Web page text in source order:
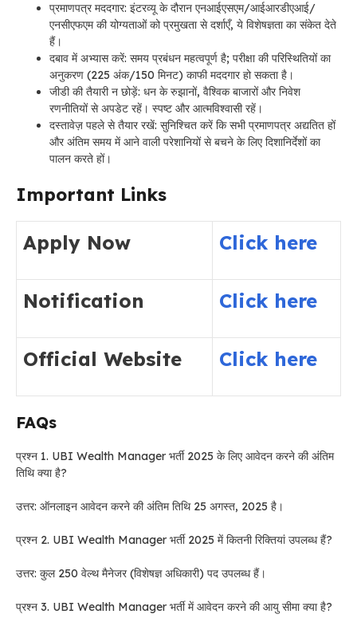
प्रमाणपत्र मददगार: इंटरव्यू के दौरान एनआईएसएम/आईआरडीएआई/
एनसीएफएम की योग्यताओं को प्रमुखता से दर्शाएँ, ये विशेषज्ञता का संकेत देते
हैं।
दबाव में अभ्यास करें: समय प्रबंधन महत्वपूर्ण है; परीक्षा की परिस्थितियों का
अनुकरण (225 अंक/150 मिनट) काफी मददगार हो सकता है।
जीडी की तैयारी न छोड़ें: धन के रुझानों, वैश्विक बाजारों और निवेश
रणनीतियों से अपडेट रहें। स्पष्ट और आत्मविश्वासी रहें।
दस्तावेज़ पहले से तैयार रखें: सुनिश्चित करें कि सभी प्रमाणपत्र अद्यतित हों
और अंतिम समय में आने वाली परेशानियों से बचने के लिए दिशानिर्देशों का
पालन करते हों।
Important Links
Apply Now Click here
Notification Click here
Official Website Click here
FAQs
प्रश्न 1. UBI Wealth Manager भर्ती 2025 के लिए आवेदन करने की अंतिम
तिथि क्या है?
उत्तर: ऑनलाइन आवेदन करने की अंतिम तिथि 25 अगस्त, 2025 है।
प्रश्न 2. UBI Wealth Manager भर्ती 2025 में कितनी रिक्तियां उपलब्ध हैं?
उत्तर: कुल 250 वेल्थ मैनेजर (विशेषज्ञ अधिकारी) पद उपलब्ध हैं।
प्रश्न 3. UBI Wealth Manager भर्ती में आवेदन करने की आयु सीमा क्या है?